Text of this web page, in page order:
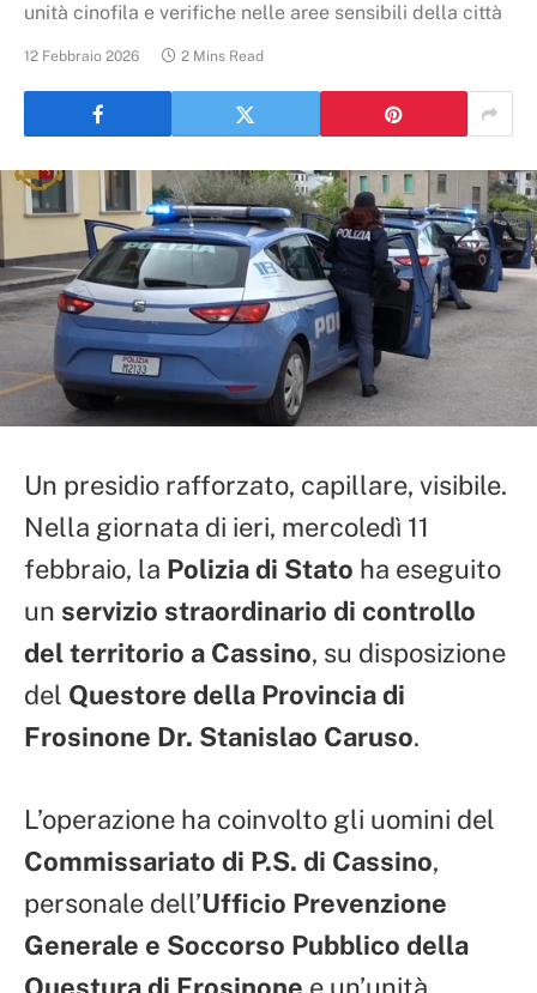
unità cinofila e verifiche nelle aree sensibili della città
12 Febbraio 2026 2 Mins Read
Un presidio rafforzato, capillare, visibile.
Nella giornata di ieri, mercoledì 11
febbraio, la Polizia di Stato ha eseguito
un servizio straordinario di controllo
del territorio a Cassino, su disposizione
del Questore della Provincia di
Frosinone Dr. Stanislao Caruso.
L’operazione ha coinvolto gli uomini del
Commissariato di P.S. di Cassino,
personale dell’Ufficio Prevenzione
Generale e Soccorso Pubblico della